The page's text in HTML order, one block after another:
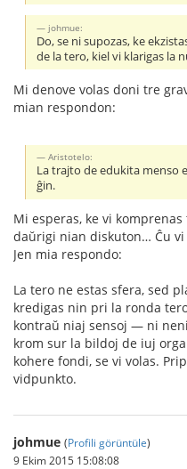
johmue:
Do, se ni supozas, ke
de la tero, kiel vi klarigas la
Mi denove volas doni tre
mian respondon:
Aristotelo:
La trajto de edukita menso
ĝin.
Mi esperas, ke vi
daŭrigi nian diskuton… Ĉu vi
Jen mia respondo:
La tero ne estas sfera, sed
kredigas nin pri la ronda
kontraŭ niaj sensoj — ni
krom sur la bildoj de iuj
kohere fondi, se vi volas.
vidpunkto.
johmue (Profili görüntüle)
9 Ekim 2015 15:08:08